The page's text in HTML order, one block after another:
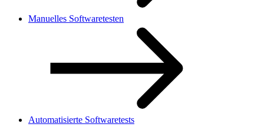
Manuelles Softwaretesten
Automatisierte Softwaretests